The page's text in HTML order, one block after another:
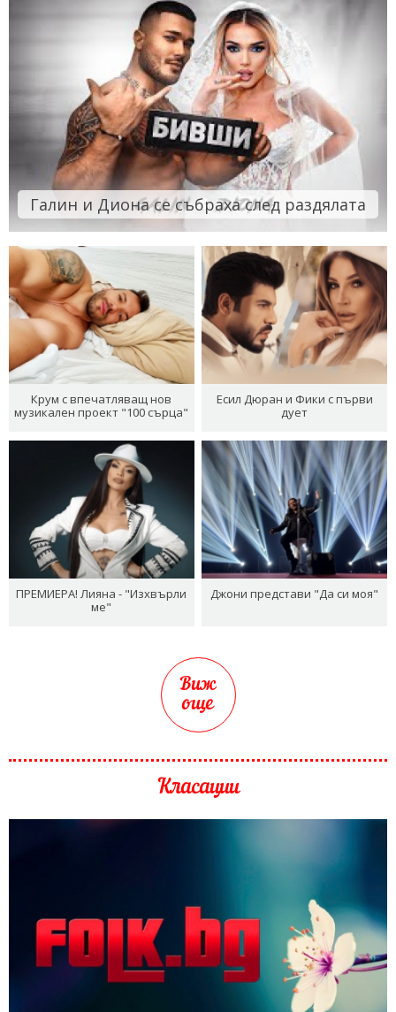
Галин и Диона се събраха след раздялата
Крум с впечатляващ нов
музикален проект "100 сърца"
Есил Дюран и Фики с първи
дует
ПРЕМИЕРА! Лияна - "Изхвърли
ме"
Джони представи "Да си моя"
Виж
още
Класации